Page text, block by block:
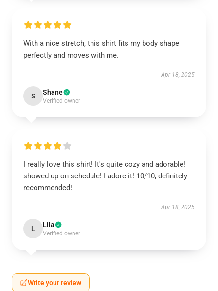
With a nice stretch, this shirt fits my body shape
perfectly and moves with me.
Apr 18, 2025
S Shane
Verified owner
I really love this shirt! It's quite cozy and adorable!
showed up on schedule! I adore it! 10/10, definitely
recommended!
Apr 18, 2025
L Lila
Verified owner
Write your review